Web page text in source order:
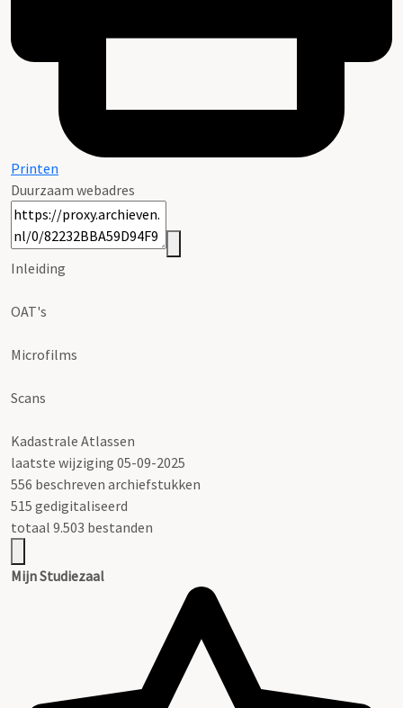
Printen
Duurzaam webadres
Inleiding
OAT's
Microfilms
Scans
Kadastrale Atlassen
laatste wijziging 05-09-2025
556 beschreven archiefstukken
515 gedigitaliseerd
totaal 9.503 bestanden
Mijn Studiezaal